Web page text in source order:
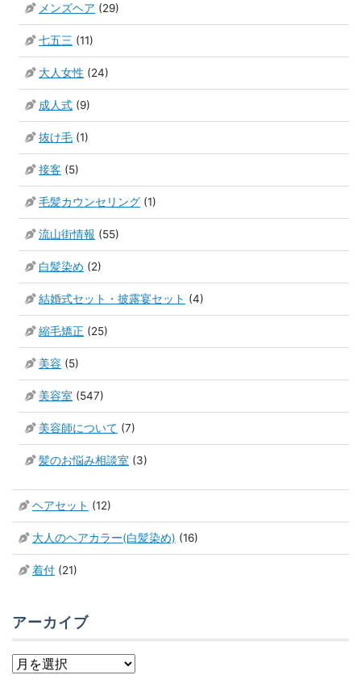
メンズヘア (29)
七五三 (11)
大人女性 (24)
成人式 (9)
抜け毛 (1)
接客 (5)
毛髪カウンセリング (1)
流山街情報 (55)
白髪染め (2)
結婚式セット・披露宴セット (4)
縮毛矯正 (25)
美容 (5)
美容室 (547)
美容師について (7)
髪のお悩み相談室 (3)
ヘアセット (12)
大人のヘアカラー(白髪染め) (16)
着付 (21)
アーカイブ
ア